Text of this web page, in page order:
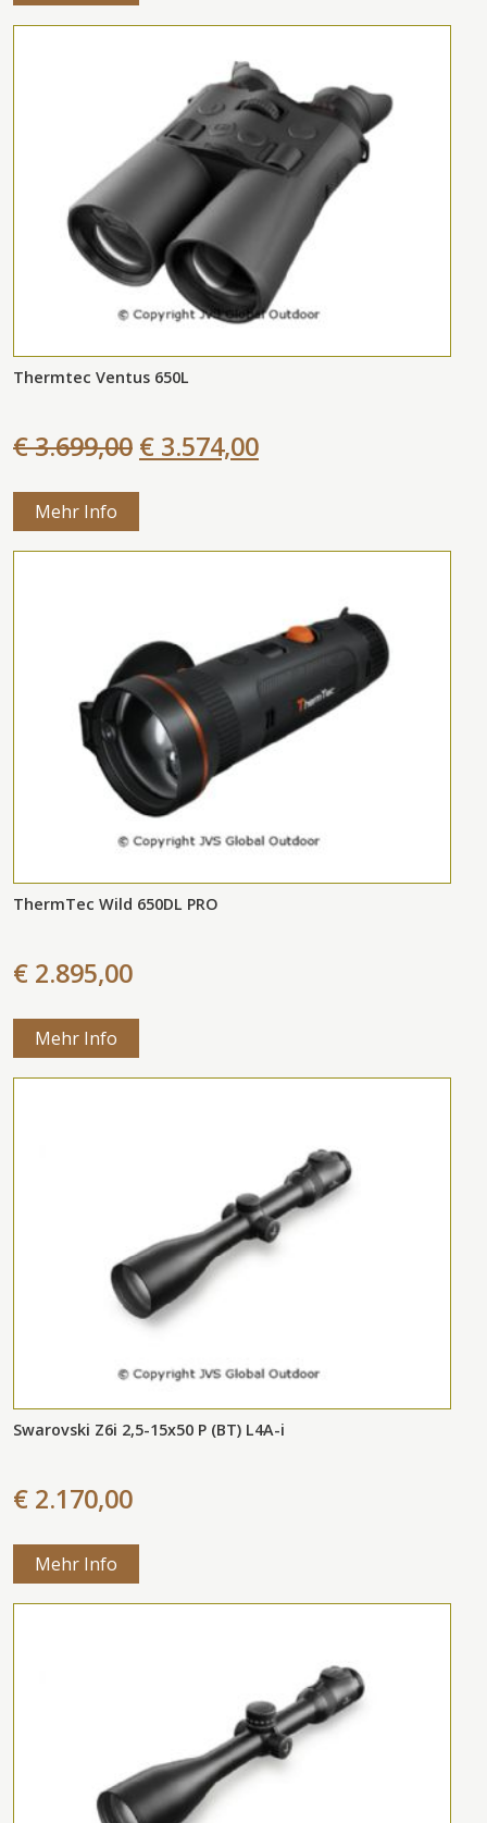
Thermtec Ventus 650L
€ 3.699,00 € 3.574,00
Mehr Info
ThermTec Wild 650DL PRO
€ 2.895,00
Mehr Info
Swarovski Z6i 2,5-15x50 P (BT) L4A-i
€ 2.170,00
Mehr Info